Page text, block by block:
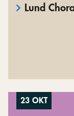
Lund
23 OKT